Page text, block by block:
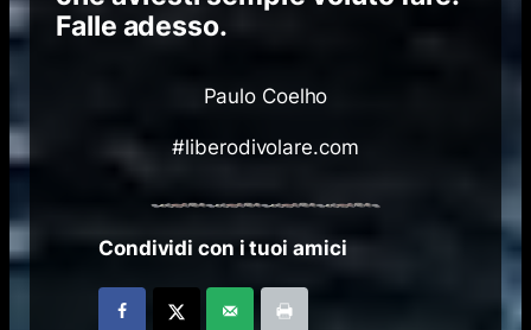
Falle adesso.
Paulo Coelho
#liberodivolare.com
Condividi con i tuoi amici